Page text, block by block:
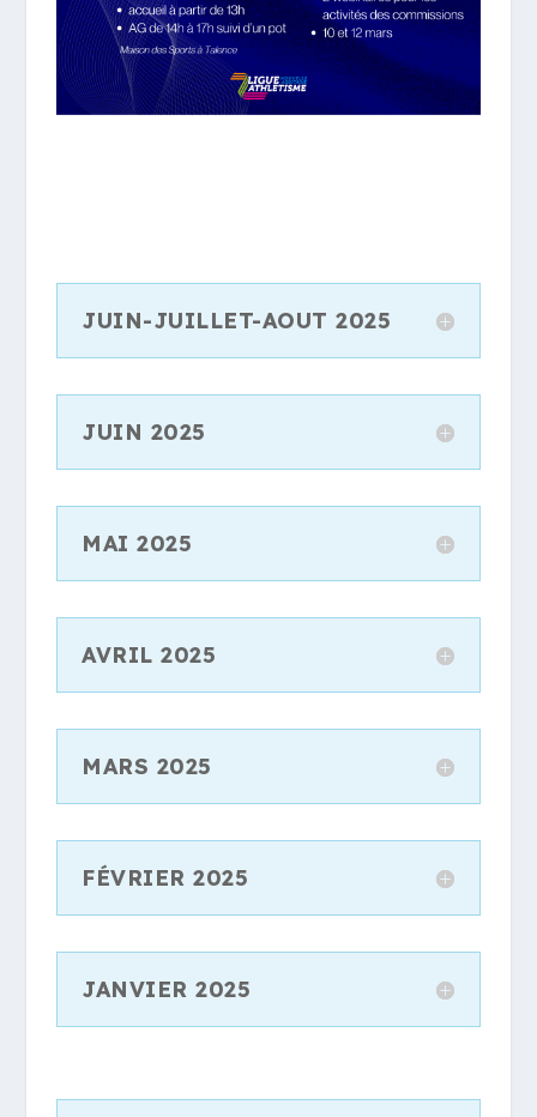
JUIN-JUILLET-AOUT 2025
JUIN 2025
MAI 2025
AVRIL 2025
MARS 2025
FÉVRIER 2025
JANVIER 2025